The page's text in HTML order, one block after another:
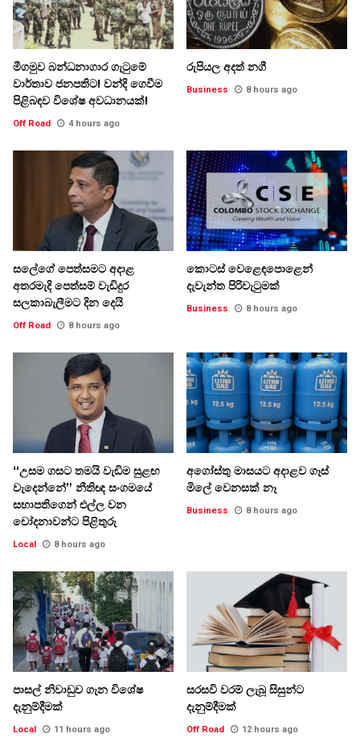
මීගමුව බන්ධනාගාර ගැටුමේ
වාර්තාව ජනපතිට! වන්දි ගෙවීම
පිළිබඳව විශේෂ අවධානයක්!
Off Road 4 hours ago
රුපියල අදත් නගී
Business 8 hours ago
සලේගේ පෙත්සමට අදාළ
අතරමැදි පෙත්සම් වැඩිදුර
සලකාබැලීමට දින දෙයි
Off Road 8 hours ago
කොටස් වෙළෙඳපොළෙන්
දැවැන්ත පිරිවැටුමක්
Business 8 hours ago
“උසම ගසට තමයි වැඩිම සුළඟ
වැදෙන්නේ” නීතිඥ සංගමයේ
සභාපතිගෙන් එල්ල වන
චෝදනාවන්ට පිළිතුරු
Local 8 hours ago
අගෝස්තු මාසයට අදාළව ගෑස්
මිලේ වෙනසක් නෑ
Business 8 hours ago
පාසල් නිවාඩුව ගැන විශේෂ
දැනුම්දීමක්
Local 11 hours ago
සරසවි වරම් ලැබූ සිසුන්ට
දැනුම්දීමක්
Off Road 12 hours ago